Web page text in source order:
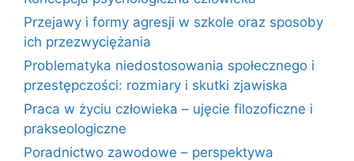
Przejawy i formy agresji w szkole oraz sposoby
ich przezwyciężania
Problematyka niedostosowania społecznego i
przestępczości: rozmiary i skutki zjawiska
Praca w życiu człowieka – ujęcie filozoficzne i
prakseologiczne
Poradnictwo zawodowe – perspektywa